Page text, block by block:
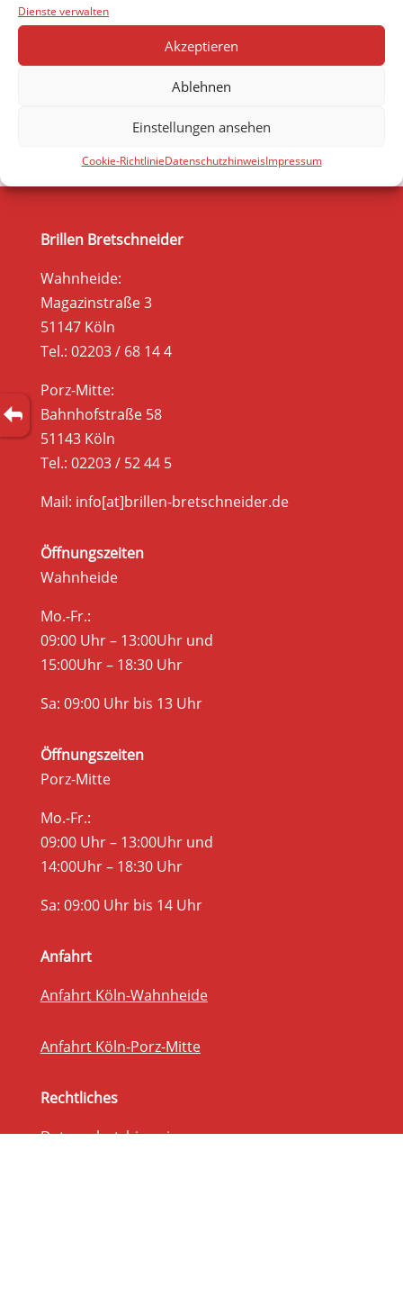
Dienste verwalten
Akzeptieren
Ablehnen
Einstellungen ansehen
Cookie-RichtlinieDatenschutzhinweisImpressum
Brillen Bretschneider
Wahnheide:
Magazinstraße 3
51147 Köln
Tel.: 02203 / 68 14 4
Porz-Mitte:
Bahnhofstraße 58
51143 Köln
Tel.: 02203 / 52 44 5
Mail: info[at]brillen-bretschneider.de
Öffnungszeiten
Wahnheide
Mo.-Fr.:
09:00 Uhr – 13:00Uhr und
15:00Uhr – 18:30 Uhr
Sa: 09:00 Uhr bis 13 Uhr
Öffnungszeiten
Porz-Mitte
Mo.-Fr.:
09:00 Uhr – 13:00Uhr und
14:00Uhr – 18:30 Uhr
Sa: 09:00 Uhr bis 14 Uhr
Anfahrt
Anfahrt Köln-Wahnheide
Anfahrt Köln-Porz-Mitte
Rechtliches
Datenschutzhinweis